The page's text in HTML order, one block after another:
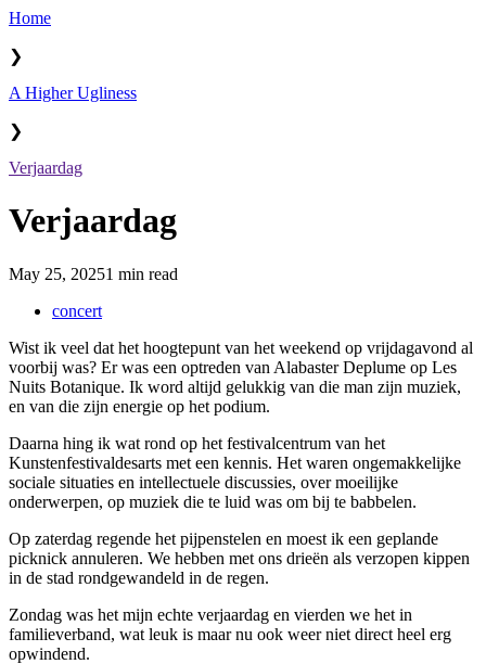
Home
❯
A Higher Ugliness
❯
Verjaardag
Verjaardag
May 25, 20251 min read
concert
Wist ik veel dat het hoogtepunt van het weekend op vrijdagavond al
voorbij was? Er was een optreden van Alabaster Deplume op Les
Nuits Botanique. Ik word altijd gelukkig van die man zijn muziek,
en van die zijn energie op het podium.
Daarna hing ik wat rond op het festivalcentrum van het
Kunstenfestivaldesarts met een kennis. Het waren ongemakkelijke
sociale situaties en intellectuele discussies, over moeilijke
onderwerpen, op muziek die te luid was om bij te babbelen.
Op zaterdag regende het pijpenstelen en moest ik een geplande
picknick annuleren. We hebben met ons drieën als verzopen kippen
in de stad rondgewandeld in de regen.
Zondag was het mijn echte verjaardag en vierden we het in
familieverband, wat leuk is maar nu ook weer niet direct heel erg
opwindend.